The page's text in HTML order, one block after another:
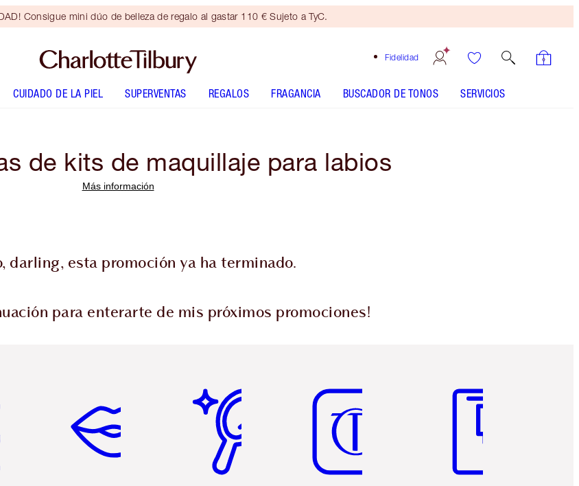
Consigue mini dúo de belleza de regalo al gastar 110 € Sujeto a TyC.
Fidelidad
CUIDADO DE LA PIEL SUPERVENTAS REGALOS FRAGANCIA BUSCADOR DE TONOS SERVICIOS
de kits de maquillaje para labios
Más información
darling, esta promoción ya ha terminado.
para enterarte de mis próximos promociones!